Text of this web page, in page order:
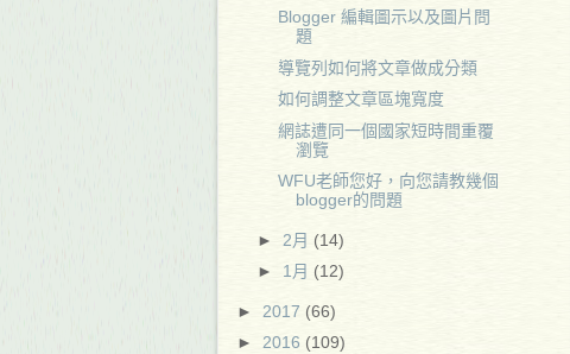
Blogger 編輯圖示以及圖片問
題
導覽列如何將文章做成分類
如何調整文章區塊寬度
網誌遭同一個國家短時間重覆
瀏覽
WFU老師您好，向您請教幾個
blogger的問題
► 2月 (14)
► 1月 (12)
► 2017 (66)
► 2016 (109)